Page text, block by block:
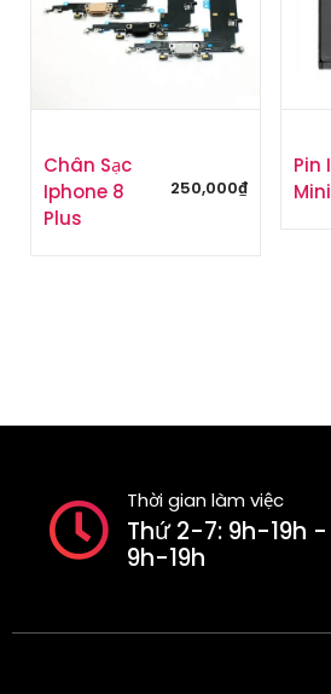
Chân Sạc
Iphone 8
Plus
250,000₫
Pin
Mini
Thời gian làm việc
Thứ 2-7: 9h-19h
9h-19h